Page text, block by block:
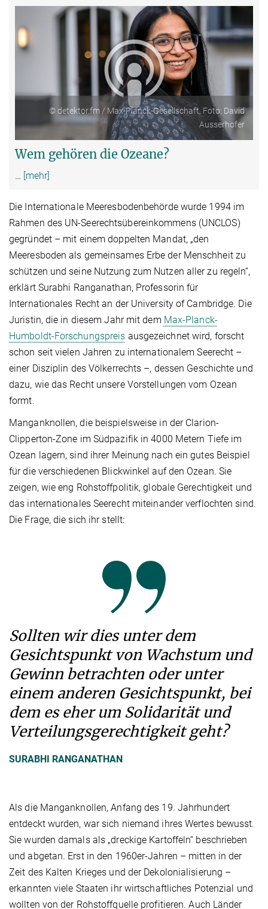
© detektor.fm / Max-Planck-Gesellschaft, Foto: David
Ausserhofer
Wem gehören die Ozeane?
… [mehr]
Die Internationale Meeresbodenbehörde wurde 1994 im
Rahmen des UN-Seerechtsübereinkommens (UNCLOS)
gegründet – mit einem doppelten Mandat, „den
Meeresboden als gemeinsames Erbe der Menschheit zu
schützen und seine Nutzung zum Nutzen aller zu regeln“,
erklärt Surabhi Ranganathan, Professorin für
Internationales Recht an der University of Cambridge. Die
Juristin, die in diesem Jahr mit dem Max-Planck-
Humboldt-Forschungspreis ausgezeichnet wird, forscht
schon seit vielen Jahren zu internationalem Seerecht –
einer Disziplin des Völkerrechts –, dessen Geschichte und
dazu, wie das Recht unsere Vorstellungen vom Ozean
formt.
Manganknollen, die beispielsweise in der Clarion-
Clipperton-Zone im Südpazifik in 4000 Metern Tiefe im
Ozean lagern, sind ihrer Meinung nach ein gutes Beispiel
für die verschiedenen Blickwinkel auf den Ozean. Sie
zeigen, wie eng Rohstoffpolitik, globale Gerechtigkeit und
das internationales Seerecht miteinander verflochten sind.
Die Frage, die sich ihr stellt:
Sollten wir dies unter dem
Gesichtspunkt von Wachstum und
Gewinn betrachten oder unter
einem anderen Gesichtspunkt, bei
dem es eher um Solidarität und
Verteilungsgerechtigkeit geht?
SURABHI RANGANATHAN
Als die Manganknollen, Anfang des 19. Jahrhundert
entdeckt wurden, war sich niemand ihres Wertes bewusst.
Sie wurden damals als „dreckige Kartoffeln“ beschrieben
und abgetan. Erst in den 1960er-Jahren – mitten in der
Zeit des Kalten Krieges und der Dekolonialisierung –
erkannten viele Staaten ihr wirtschaftliches Potenzial und
wollten von der Rohstoffquelle profitieren. Auch Länder